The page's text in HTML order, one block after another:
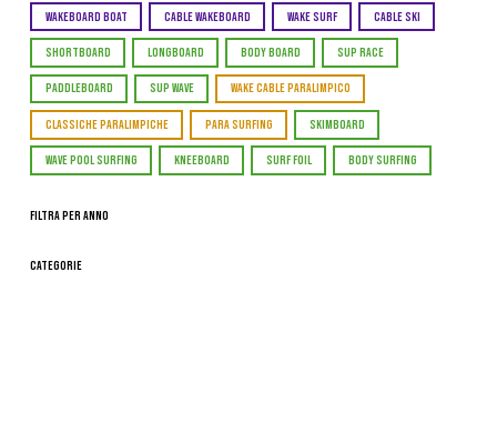
WAKEBOARD BOAT CABLE WAKEBOARD WAKE SURF CABLE SKI
SHORTBOARD LONGBOARD BODY BOARD SUP RACE
PADDLEBOARD SUP WAVE WAKE CABLE PARALIMPICO
CLASSICHE PARALIMPICHE PARA SURFING SKIMBOARD
WAVE POOL SURFING KNEEBOARD SURF FOIL BODY SURFING
Filtra per Anno
Categorie